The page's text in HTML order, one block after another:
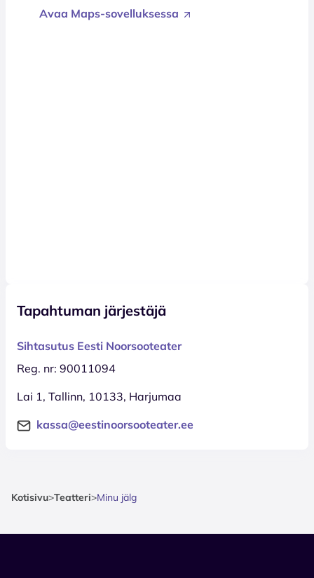
Avaa Maps-sovelluksessa
Tapahtuman järjestäjä
Sihtasutus Eesti Noorsooteater
Reg. nr: 90011094
Lai 1, Tallinn, 10133, Harjumaa
kassa@eestinoorsooteater.ee
Kotisivu>Teatteri>Minu jälg